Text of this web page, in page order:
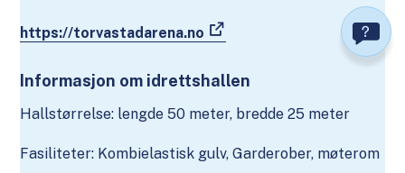
https://torvastadarena.no
Informasjon om idrettshallen
Hallstørrelse: lengde 50 meter, bredde 25 meter
Fasiliteter: Kombielastisk gulv, Garderober, møterom